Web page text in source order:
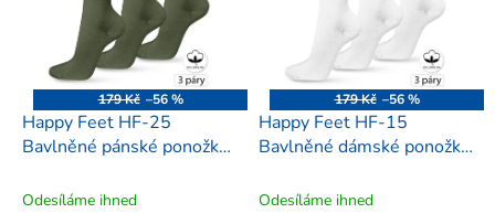
179 Kč –56 %
Happy Feet HF-25
Bavlněné pánské ponožky
Odesíláme ihned
179 Kč –56 %
Happy Feet HF-15
Bavlněné dámské ponožky
Odesíláme ihned